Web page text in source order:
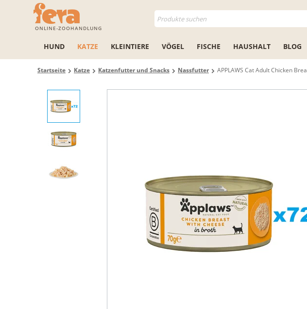
ONLINE-ZOOHANDLUNG
HUND KATZE KLEINTIERE VÖGEL FISCHE HAUSHALT BLOG
Startseite Katze Katzenfutter und Snacks Nassfutter APPLAWS Cat Adult Chicken